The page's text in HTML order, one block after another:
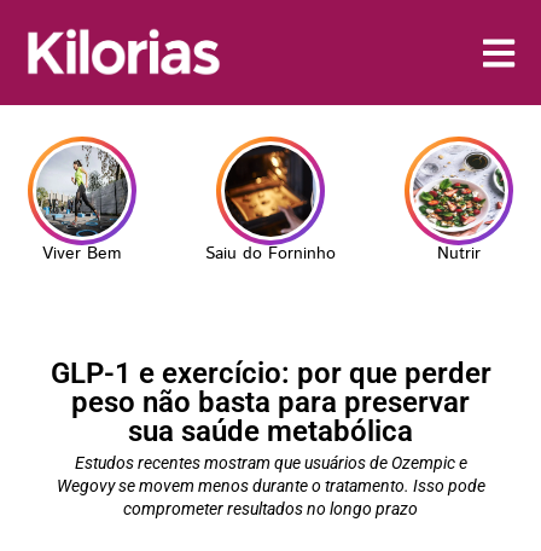
Viver Bem Saiu do Forninho Nutrir
GLP-1 e exercício: por que perder
peso não basta para preservar
sua saúde metabólica
Estudos recentes mostram que usuários de Ozempic e
Wegovy se movem menos durante o tratamento. Isso pode
comprometer resultados no longo prazo